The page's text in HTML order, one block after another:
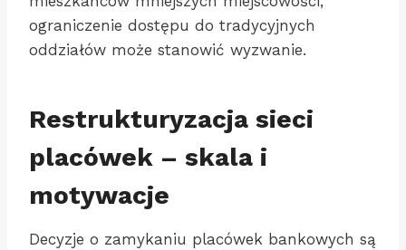
ograniczenie dostępu do tradycyjnych
oddziałów może stanowić wyzwanie.
Restrukturyzacja sieci
placówek – skala i
motywacje
Decyzje o zamykaniu placówek bankowych są